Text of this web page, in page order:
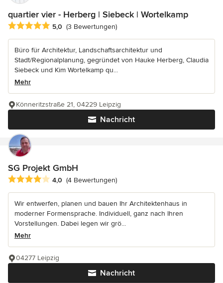
quartier vier - Herberg | Siebeck | Wortelkamp
Durchschnittliche Bewertung: 5 von 5 Sternen
5,0 (3 Bewertungen)
Büro für Architektur, Landschaftsarchitektur und
Stadt/Regionalplanung, gegründet von Hauke Herberg, Claudia
Siebeck und Kim Wortelkamp qu...
Mehr
Nachricht
Könneritzstraße 21, 04229 Leipzig
SG Projekt GmbH
Durchschnittliche Bewertung: 4 von 5 Sternen
4,0 (4 Bewertungen)
Wir entwerfen, planen und bauen Ihr Architektenhaus in
moderner Formensprache. Individuell, ganz nach Ihren
Vorstellungen. Dabei legen wir grö...
Mehr
Nachricht
04277 Leipzig